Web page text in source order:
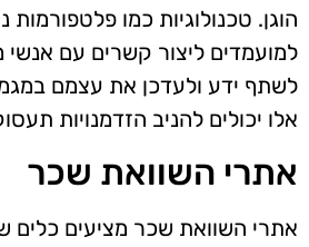
הוגן. טכנולוגיות כמו
למועמדים ליצור קשרים עם
לשתף ידע ולעדכן את עצמם
אלו יכולים להניב הזדמנויות
אתרי השוואת שכר
אתרי השוואת שכר מציעים כלים